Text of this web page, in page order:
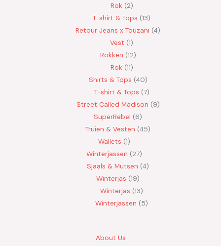
Rok 2
T-shirt & Tops 13
Retour Jeans x Touzani 4
Vest 1
Rokken 12
Rok 11
Shirts & Tops 40
T-shirt & Tops 7
Street Called Madison 9
SuperRebel
6
Truien & Vesten 45
Wallets 1
Winterjassen
27
Sjaals & Mutsen 4
Winterjas 19
Winterjas 13
Winterjassen
5
About Us